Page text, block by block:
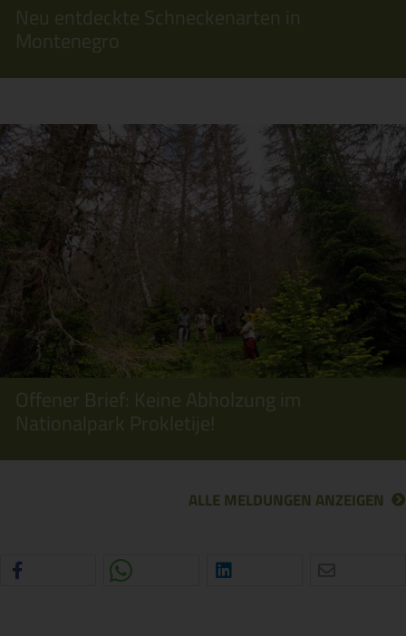
Neu entdeckte Schneckenarten in
Montenegro
Offener Brief: Keine Abholzung im
Nationalpark Prokletije!
ALLE MELDUNGEN ANZEIGEN